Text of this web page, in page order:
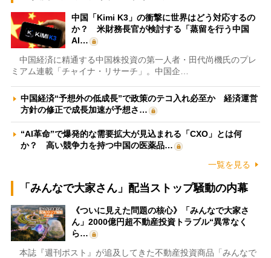
中国「Kimi K3」の衝撃に世界はどう対応するの
か？ 米財務長官が検討する「蒸留を行う中国
AI…
中国経済に精通する中国株投資の第一人者・田代尚機氏のプレ
ミアム連載「チャイナ・リサーチ」。中国企…
中国経済“予想外の低成長”で政策のテコ入れ必至か 経済運営
方針の修正で成長加速が予想さ…
“AI革命”で爆発的な需要拡大が見込まれる「CXO」とは何
か？ 高い競争力を持つ中国の医薬品…
一覧を見る
「みんなで大家さん」配当ストップ騒動の内幕
《ついに見えた問題の核心》「みんなで大家さ
ん」2000億円超不動産投資トラブル“異常なく
ら…
本誌『週刊ポスト』が追及してきた不動産投資商品「みんなで